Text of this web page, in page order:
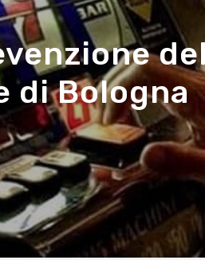
di Bologna